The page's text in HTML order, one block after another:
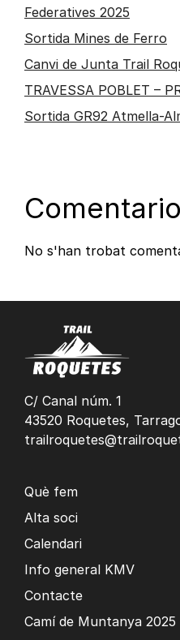
Federatives 2025
Sortida Mines de Ferro
Canvi de Junta Trail
TRAVESSA POBLET –
Sortida GR92 Atmella-
No s'han trobat
C/ Canal núm. 1
43520 Roquetes,
Què fem
Alta soci
Calendari
Info general KMV
Contacte
Camí de Muntanya 2025